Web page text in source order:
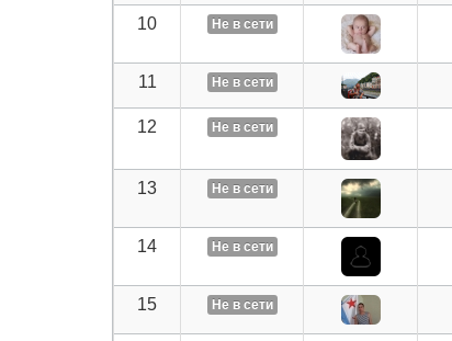
10 Не в сети
11 Не в сети
12 Не в сети
13 Не в сети
14 Не в сети
15 Не в сети